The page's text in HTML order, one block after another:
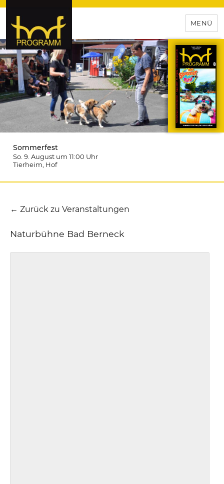
hof-programm – das
Veranstaltungsportal für
Hochfranken
MENÜ
Sommerfest
So. 9. August um 11:00 Uhr
Tierheim , Hof
← Zurück zu Veranstaltungen
Naturbühne Bad Berneck